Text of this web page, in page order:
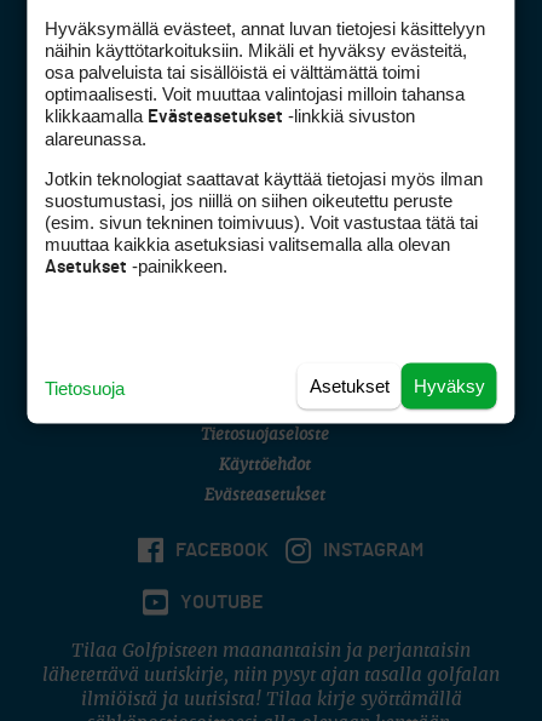
Golfpiste mediakortti
Golfpisteen yhteystiedot
DSA avoimuusraportti
Asiakaspalvelu
(digi) digi@otavamedia.fi
Tietosuojaseloste
Käyttöehdot
Evästeasetukset
FACEBOOK INSTAGRAM
YOUTUBE
Tilaa Golfpisteen maanantaisin ja perjantaisin
lähetettävä uutiskirje, niin pysyt ajan tasalla golfalan
ilmiöistä ja uutisista! Tilaa kirje syöttämällä
Hyväksymällä evästeet, annat luvan tietojesi käsittelyyn
näihin käyttötarkoituksiin. Mikäli et hyväksy evästeitä,
osa palveluista tai sisällöistä ei välttämättä toimi
optimaalisesti. Voit muuttaa valintojasi milloin tahansa
klikkaamalla Evästeasetukset -linkkiä sivuston
alareunassa.
Jotkin teknologiat saattavat käyttää tietojasi myös ilman
suostumustasi, jos niillä on siihen oikeutettu peruste
(esim. sivun tekninen toimivuus). Voit vastustaa tätä tai
muuttaa kaikkia asetuksiasi valitsemalla alla olevan
Asetukset -painikkeen.
Hyväksy
Asetukset
Tietosuoja